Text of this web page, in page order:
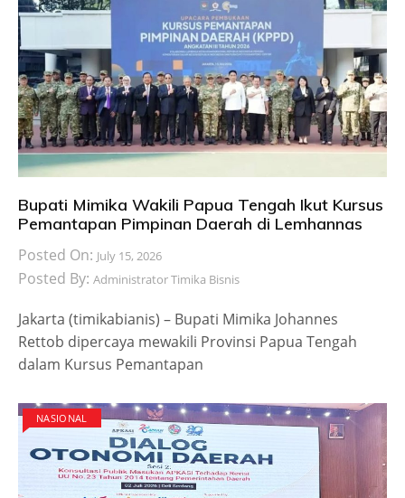
Bupati Mimika Wakili Papua Tengah Ikut Kursus
Pemantapan Pimpinan Daerah di Lemhannas
Posted On: July 15, 2026
Posted By: Administrator Timika Bisnis
Jakarta (timikabianis) – Bupati Mimika Johannes
Rettob dipercaya mewakili Provinsi Papua Tengah
dalam Kursus Pemantapan
NASIONAL